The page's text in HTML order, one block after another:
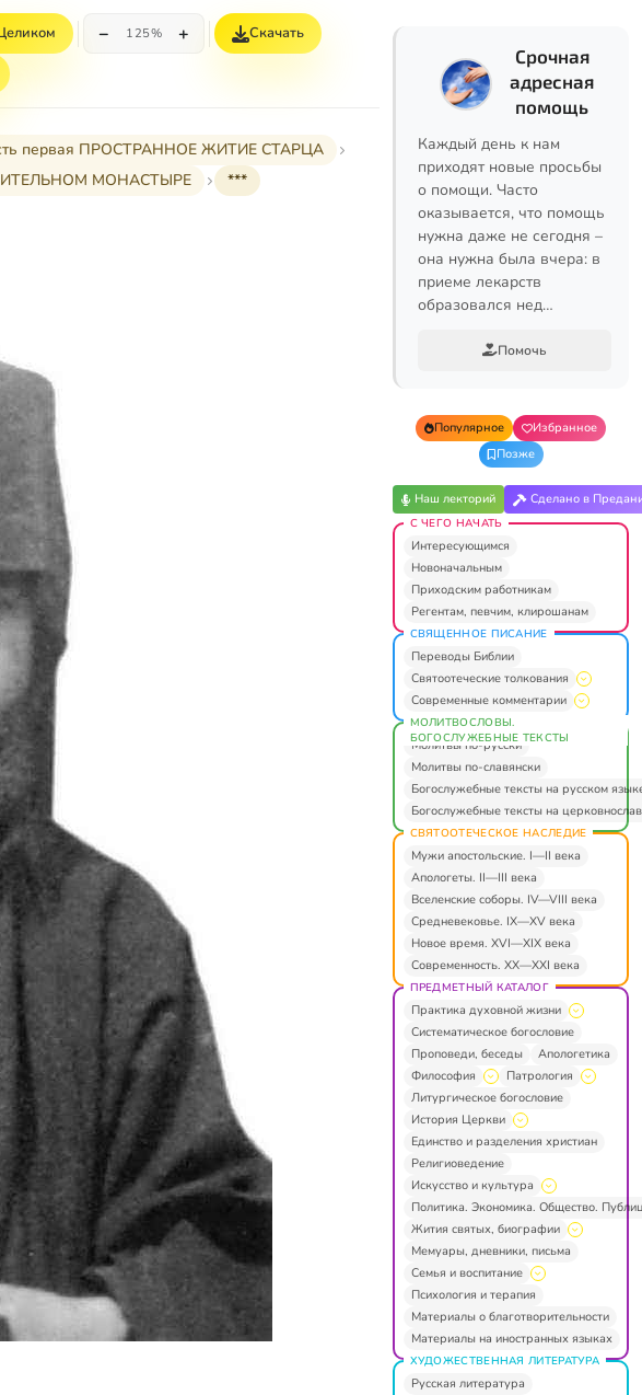
− 125% + Скачать
первая ПРОСТРАННОЕ ЖИТИЕ СТАРЦА
МОНАСТЫРЕ
***
Срочная
адресная
помощь
Каждый день к нам
приходят новые просьбы
о помощи. Часто
оказывается, что помощь
нужна даже не сегодня –
она нужна была вчера: в
приеме лекарств
образовался нед…
Помочь
Популярное
Избранное
Позже
Наш лекторий Сделано в
С ЧЕГО НАЧАТЬ
Интересующимся
Новоначальным
Приходским работникам
Регентам, певчим, клирошанам
СВЯЩЕННОЕ ПИСАНИЕ
Переводы Библии
Святоотеческие толкования
Современные комментарии
МОЛИТВОСЛОВЫ.
БОГОСЛУЖЕБНЫЕ ТЕКСТЫ
Молитвы по-русски
Молитвы по-славянски
Богослужебные тексты на русском
Богослужебные тексты на
СВЯТООТЕЧЕСКОЕ НАСЛЕДИЕ
Мужи апостольские. I—II века
Апологеты. II—III века
Вселенские соборы. IV—VIII века
Средневековье. IX—XV века
Новое время. XVI—XIX века
Современность. XX—XXI века
ПРЕДМЕТНЫЙ КАТАЛОГ
Практика духовной жизни
Систематическое богословие
Проповеди, беседы
Апологетика
Философия
Патрология
Литургическое богословие
История Церкви
Единство и разделения христиан
Религиоведение
Искусство и культура
Политика. Экономика. Общество.
Жития святых, биографии
Мемуары, дневники, письма
Семья и воспитание
Психология и терапия
Материалы о благотворительности
Материалы на иностранных языках
ХУДОЖЕСТВЕННАЯ ЛИТЕРАТУРА
Русская литература